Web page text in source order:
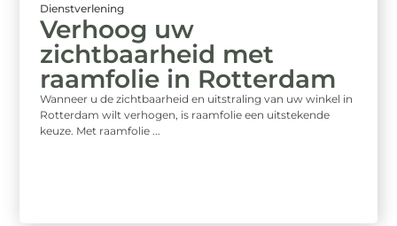
Dienstverlening
Verhoog uw
zichtbaarheid met
raamfolie in Rotterdam
Wanneer u de zichtbaarheid en uitstraling van uw winkel in
Rotterdam wilt verhogen, is raamfolie een uitstekende
keuze. Met raamfolie ...